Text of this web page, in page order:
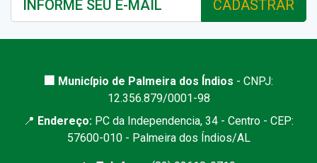
CADASTRAR
🏢 Município de Palmeira dos Índios - CNPJ:
12.356.879/0001-98
📍 Endereço: PC da Independencia, 34 - Centro - CEP:
57600-010 - Palmeira dos Índios/AL